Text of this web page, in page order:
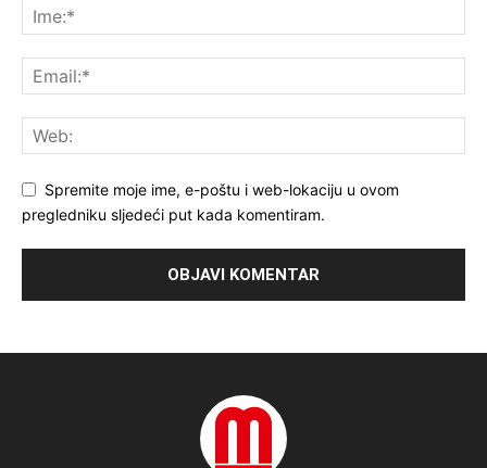
Spremite moje ime, e-poštu i web-lokaciju u ovom
pregledniku sljedeći put kada komentiram.